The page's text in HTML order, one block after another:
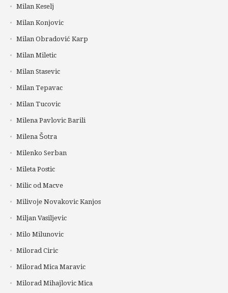
Milan Keselj
Milan Konjovic
Milan Obradović Karp
Milan Miletic
Milan Stasevic
Milan Tepavac
Milan Tucovic
Milena Pavlovic Barili
Milena Šotra
Milenko Serban
Mileta Postic
Milic od Macve
Milivoje Novakovic Kanjos
Miljan Vasiljevic
Milo Milunovic
Milorad Ciric
Milorad Mica Maravic
Milorad Mihajlovic Mica